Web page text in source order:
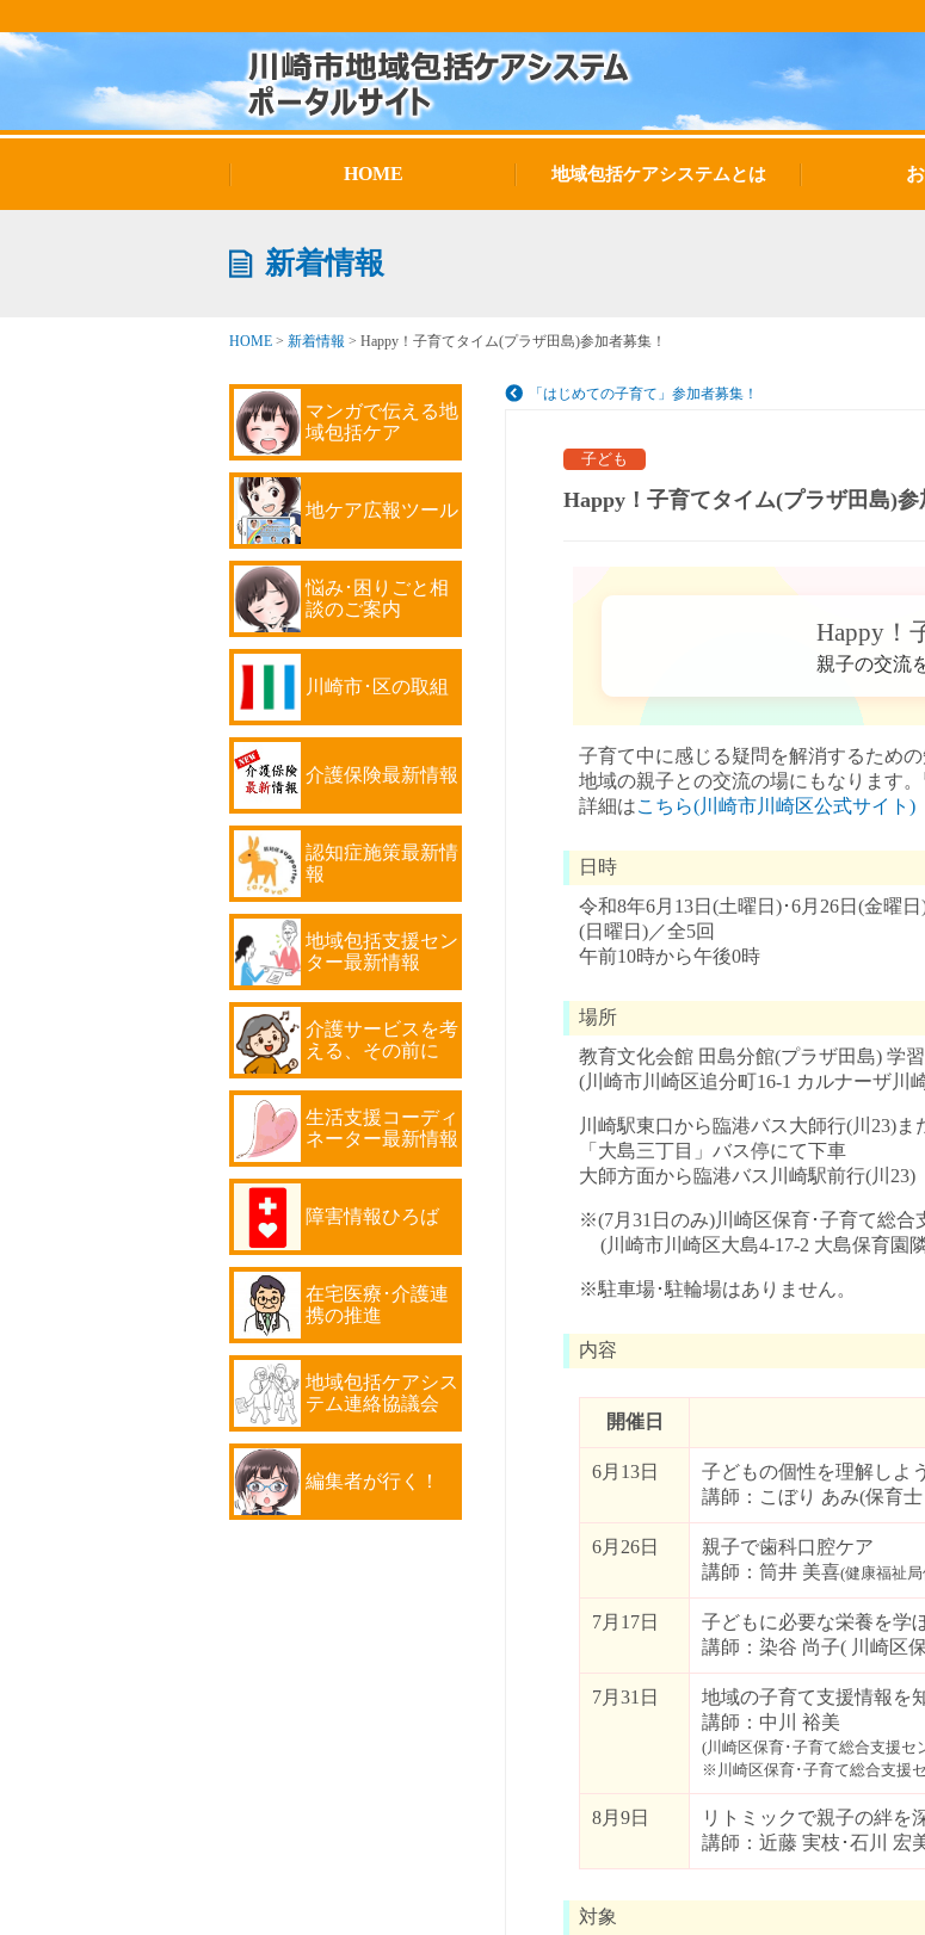
HOME 地域包括ケアシステムとは
新着情報
HOME > 新着情報 > Happy！子育てタイム(プラザ田島)参加者募集！
マンガで伝える地
域包括ケア
地ケア広報ツール
悩み･困りごと相
談のご案内
川崎市･区の取組
介護保険最新情報
認知症施策最新情
報
地域包括支援セン
ター最新情報
介護サービスを考
える、その前に
生活支援コーディ
ネーター最新情報
障害情報ひろば
在宅医療･介護連
携の推進
地域包括ケアシス
テム連絡協議会
編集者が行く！
「はじめての子育て」参加者募集！
子ども
Happy！子育てタイム(プラザ田島)参
Happy！
親子の交流
子育て中に感じる疑問を解消するため
地域の親子との交流の場にもなります
詳細はこちら(川崎市川崎区公式サイト)
日時
令和8年6月13日(土曜日)･6月26日(金曜
(日曜日)／全5回
午前10時から午後0時
場所
教育文化会館 田島分館(プラザ田島) 学
(川崎市川崎区追分町16-1 カルナーザ川
川崎駅東口から臨港バス大師行(川23)ま
「大島三丁目」バス停にて下車
大師方面から臨港バス川崎駅前行(川
※(7月31日のみ)川崎区保育･子育て総合
(川崎市川崎区大島4-17-2 大島保育園
※駐車場･駐輪場はありません。
内容
開催日
6月13日
子どもの個性を理解しよう
講師：こぼり あみ(保育
6月26日
親子で歯科口腔ケア
講師：筒井 美喜(健康福祉
7月17日
子どもに必要な栄養を学
講師：染谷 尚子( 川崎区
7月31日
地域の子育て支援情報を
講師：中川 裕美
(川崎区保育･子育て総合支援セ
※川崎区保育･子育て総合支援
8月9日
リトミックで親子の絆を
講師：近藤 実枝･石川 宏
対象